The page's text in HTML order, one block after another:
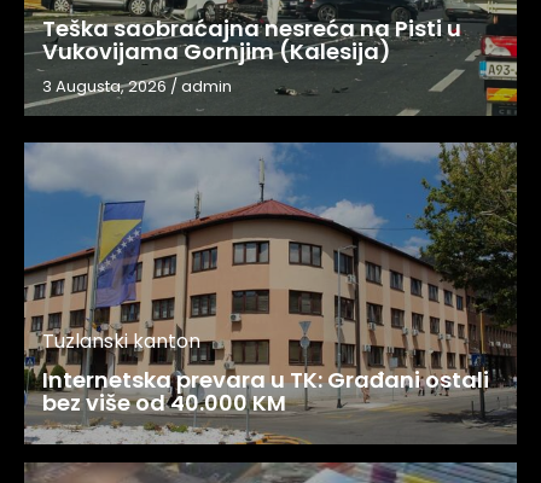
Teška saobraćajna nesreća na Pisti u
Vukovijama Gornjim (Kalesija)
3 Augusta, 2026/admin
Tuzlanski kanton
Internetska prevara u TK: Građani ostali
bez više od 40.000 KM